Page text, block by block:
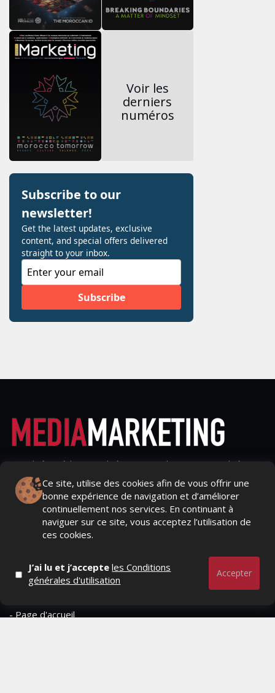
Voir les
derniers
numéros
Ce site, utilise des cookies afin de vous offrir une
bonne expérience de navigation et d’améliorer
continuellement nos services. En continuant à
naviguer sur ce site, vous acceptez l’utilisation de
ces cookies.
J’ai lu et j’accepteles Conditions
générales d'utilisation
Accepter
Actualités Média, Actualités Com/Market/Ntic, Actualités
Distrib, Dossier, Interview, Stratégies, Communication,
Marques avenue, Relations presse, Créa, Baromètre,
People, Métier, Profil...
RESTER CONNECTÉ
PAGES
- Page d'accueil